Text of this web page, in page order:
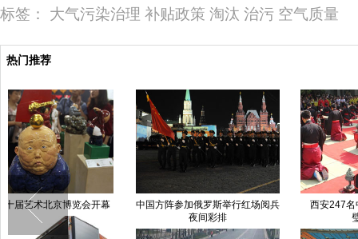
标签： 大气污染治理 补贴政策 淘汰 治污 空气质量
热门推荐
中国方阵参加俄罗斯举行红场阅兵
夜间彩排
西安247名中学生体验“古今合